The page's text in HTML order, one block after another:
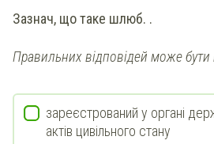
Зазнач, що таке шлюб. .
Правильних відповідей може бути
зареєстрований у органі
актів цивільного стану